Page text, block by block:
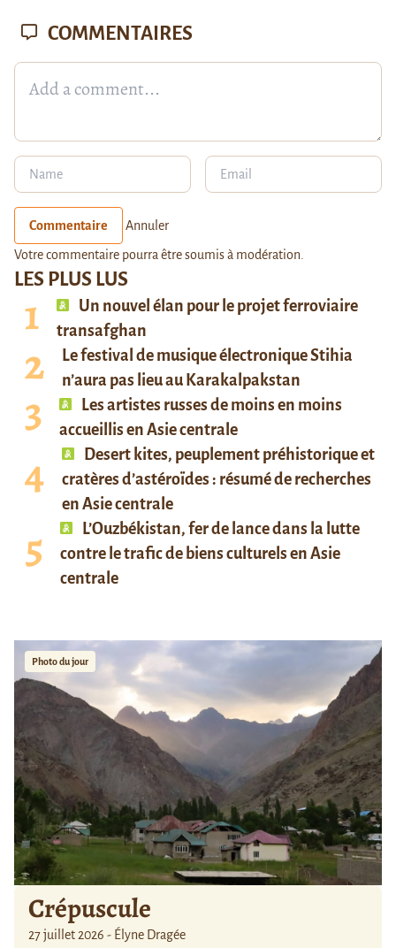
LES PLUS LUS
Un nouvel élan pour le projet ferroviaire
transafghan
Le festival de musique électronique Stihia
n’aura pas lieu au Karakalpakstan
Les artistes russes de moins en moins
accueillis en Asie centrale
Desert kites, peuplement préhistorique et
cratères d’astéroïdes : résumé de recherches
en Asie centrale
L’Ouzbékistan, fer de lance dans la lutte
contre le trafic de biens culturels en Asie
centrale
Photo du jour
Crépuscule
27 juillet 2026 - Élyne Dragée
COMMENTAIRES
Commentaire Annuler
Votre commentaire pourra être soumis à modération.